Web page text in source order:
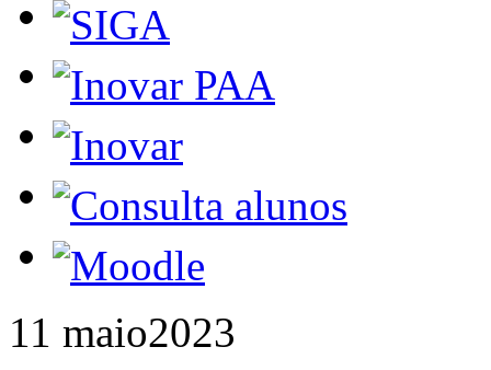
11 maio2023